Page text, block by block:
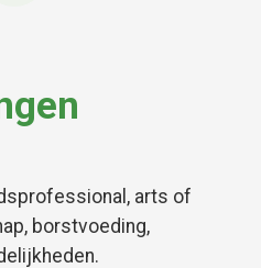
arts of
borstvoeding,